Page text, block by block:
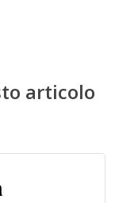
articolo